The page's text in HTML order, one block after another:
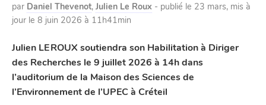
par Daniel Thevenot, Julien Le Roux - publié le 23 mars, mis à
jour le 8 juin 2026 à 11h41min
Julien LE ROUX soutiendra son Habilitation à Diriger
des Recherches le 9 juillet 2026 à 14h dans
l’auditorium de la Maison des Sciences de
l’Environnement de l’UPEC à Créteil